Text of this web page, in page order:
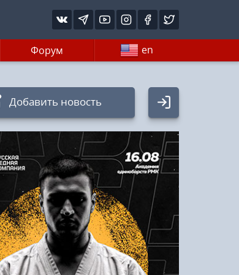
Форум en
Добавить новость
Авторизация
Логин:
Пароль
Войти